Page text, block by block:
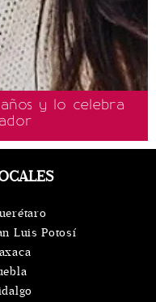
y lo celebra
Luis Potosí